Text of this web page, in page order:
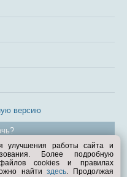
версию
улучшения работы сайта и
Более подробную
cookies и правилах
найтиздесь. Продолжая